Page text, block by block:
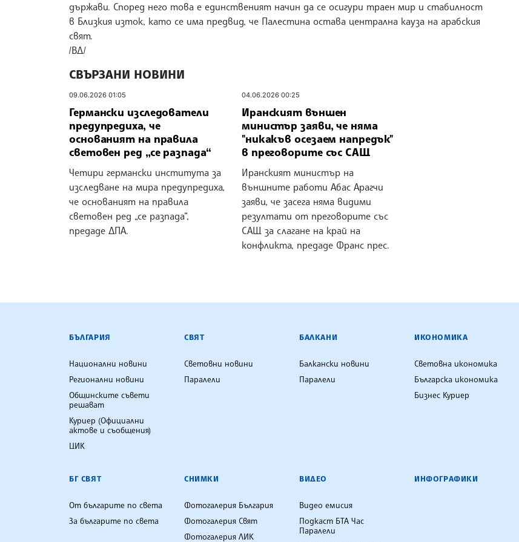
държави. Според него това е единственият начин да се осигури траен мир и стабилност
в Близкия изток, като се има предвид, че Палестина остава централна кауза на арабския
свят.
/ВД/
СВЪРЗАНИ НОВИНИ
09.06.2026 01:05
Германски изследователи
предупредиха, че
основаният на правила
световен ред „се разпада“
Четири германски института за
изследване на мира предупредиха,
че основаният на правила
световен ред „се разпада“,
предаде ДПА.
04.06.2026 00:25
Иранският външен
министър заяви, че няма
"никакъв осезаем напредък"
в преговорите със САЩ
Иранският министър на
външните работи Абас Арагчи
заяви, че засега няма видими
резултати от преговорите със
САЩ за слагане на край на
конфликта, предаде Франс прес.
БЪЛГАРСКА ТЕЛЕГРАФНА АГЕНЦИЯ
БЪЛГАРИЯ
Национални новини
Регионални новини
Общинските съвети
решават
Куриер (Официални
актове и съобщения)
ЦИК
СВЯТ
Световни новини
Паралели
БАЛКАНИ
Балкански новини
Паралели
ИКОНОМИКА
Световна икономика
Българска икономика
Бизнес Куриер
БГ СВЯТ
От българите по света
За българите по света
СНИМКИ
Фотогалерия България
Фотогалерия Свят
Фотогалерия ЛИК
ВИДЕО
Видео емисия
Подкаст БТА Час
Паралели
ИНФОГРАФИКИ